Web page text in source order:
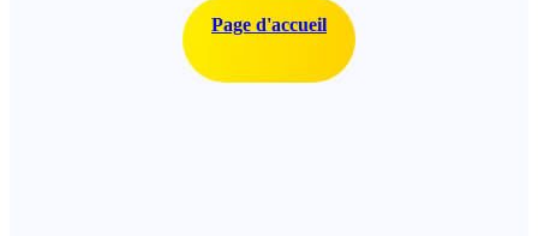
Page d'accueil